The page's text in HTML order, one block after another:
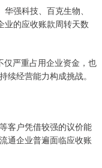
强科技、百克生物、
业的应收账款周转天数
仅严重占用企业资金，也
续经营能力构成挑战。
客户凭借较强的议价能
通企业普遍面临应收账